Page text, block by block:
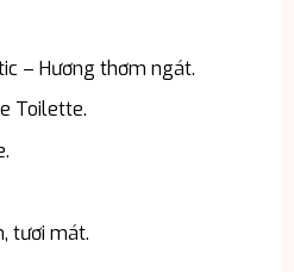
– Hương thơm ngát.
Toilette.
tươi mát.